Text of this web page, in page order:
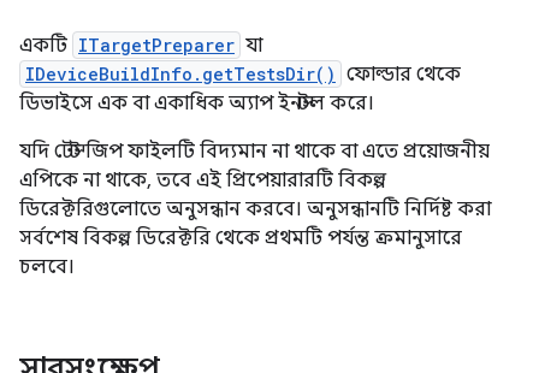
একটি ITargetPreparer যা
IDeviceBuildInfo.getTestsDir() ফোল্ডার থেকে
ডিভাইসে এক বা একাধিক অ্যাপ ইনস্টল করে।
যদি টেস্ট জিপ ফাইলটি বিদ্যমান না থাকে বা এতে প্রয়োজনীয়
এপিকে না থাকে, তবে এই প্রিপেয়ারারটি বিকল্প
ডিরেক্টরিগুলোতে অনুসন্ধান করবে। অনুসন্ধানটি নির্দিষ্ট করা
সর্বশেষ বিকল্প ডিরেক্টরি থেকে প্রথমটি পর্যন্ত ক্রমানুসারে
চলবে।